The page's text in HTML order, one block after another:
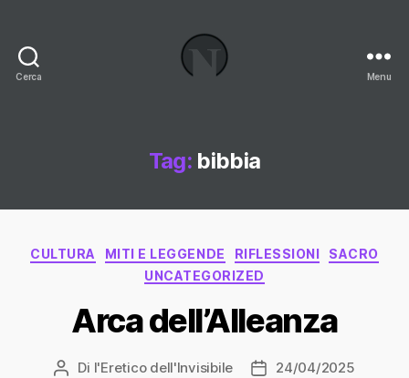
Cerca
Blog
Menu
Tag: bibbia
Categorie
CULTURA MITI E LEGGENDE RIFLESSIONI
SACRO
UNCATEGORIZED
Arca dell’Alleanza
Autore
Di l'Eretico dell'Invisibile
Data24/04/2025